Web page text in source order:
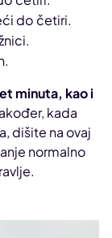
do četiri.
minuta, kao i
kada
dišite na ovaj
normalno